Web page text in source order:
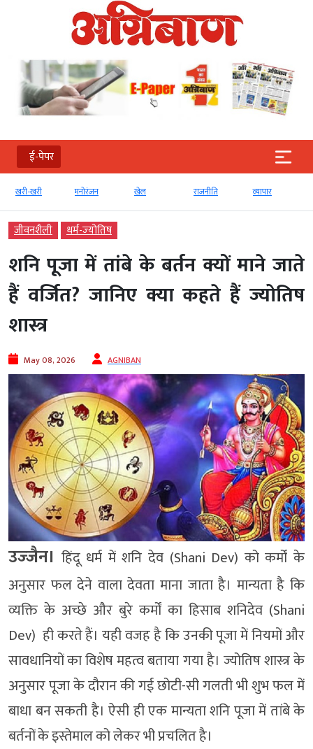
ई-पेपर
खरी-खरी मनोरंजन खेल राजनीति व्‍यापार
जीवनशैली धर्म-ज्‍योतिष
शनि पूजा में तांबे के बर्तन क्यों माने जाते
हैं वर्जित? जानिए क्या कहते हैं ज्योतिष
शास्त्र
May 08, 2026 AGNIBAN
उज्‍जैन। हिंदू धर्म में शनि देव (Shani Dev) को कर्मों के
अनुसार फल देने वाला देवता माना जाता है। मान्यता है कि
व्यक्ति के अच्छे और बुरे कर्मों का हिसाब शनिदेव (Shani
Dev) ही करते हैं। यही वजह है कि उनकी पूजा में नियमों और
सावधानियों का विशेष महत्व बताया गया है। ज्योतिष शास्त्र के
अनुसार पूजा के दौरान की गई छोटी-सी गलती भी शुभ फल में
बाधा बन सकती है। ऐसी ही एक मान्यता शनि पूजा में तांबे के
बर्तनों के इस्तेमाल को लेकर भी प्रचलित है।